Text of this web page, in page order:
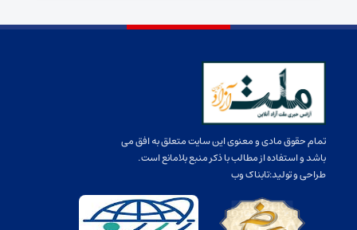
تمام حقوق مادی و معنوی این سایت متعلق به افق می
باشد و استفاده از مطالب با ذکر منبع بلامانع است.
طراحی و تولید:تابناک وب